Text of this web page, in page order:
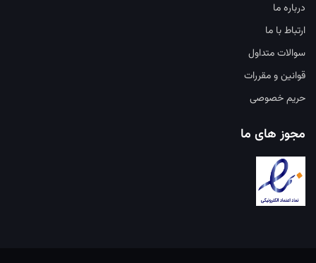
درباره ما
ارتباط با ما
سوالات متداول
قوانین و مقررات
حریم خصوصی
مجوز های ما